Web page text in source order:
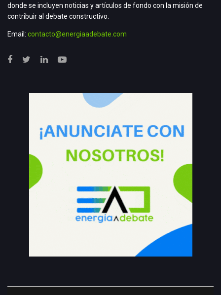
donde se incluyen noticias y artículos de fondo con la misión de
contribuir al debate constructivo.
Email: contacto@energiaadebate.com